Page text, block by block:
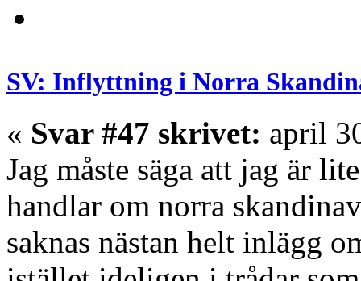
SV: Inflyttning i Norra
« Svar #47 skrivet: april
Jag måste säga att jag är
handlar om norra
saknas nästan helt inlägg